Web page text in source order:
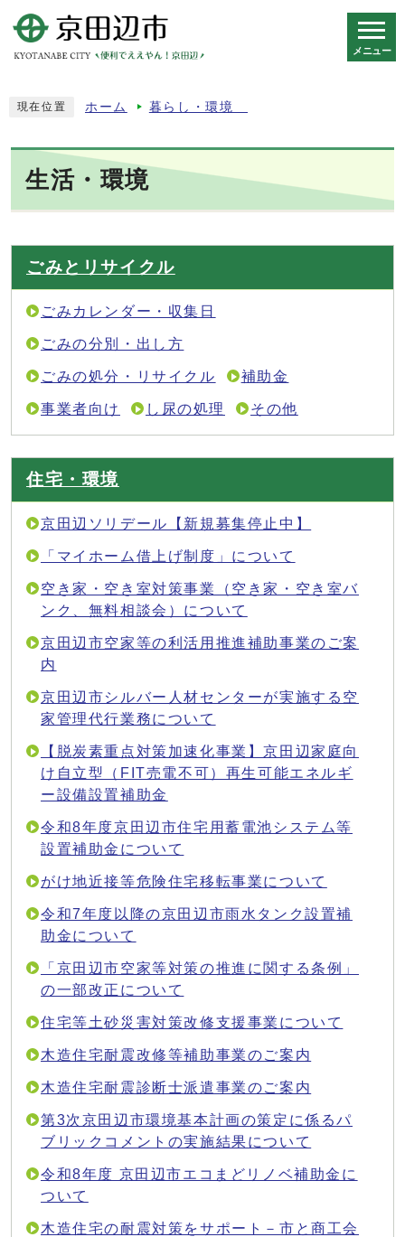
メニュー
現在位置 ホーム 暮らし・環境
生活・環境
ごみとリサイクル
ごみカレンダー・収集日
ごみの分別・出し方
ごみの処分・リサイクル 補助金
事業者向け し尿の処理 その他
住宅・環境
京田辺ソリデール【新規募集停止中】
「マイホーム借上げ制度」について
空き家・空き室対策事業（空き家・空き室バ
ンク、無料相談会）について
京田辺市空家等の利活用推進補助事業のご案
内
京田辺市シルバー人材センターが実施する空
家管理代行業務について
【脱炭素重点対策加速化事業】京田辺家庭向
け自立型（FIT売電不可）再生可能エネルギ
ー設備設置補助金
令和8年度京田辺市住宅用蓄電池システム等
設置補助金について
がけ地近接等危険住宅移転事業について
令和7年度以降の京田辺市雨水タンク設置補
助金について
「京田辺市空家等対策の推進に関する条例」
の一部改正について
住宅等土砂災害対策改修支援事業について
木造住宅耐震改修等補助事業のご案内
木造住宅耐震診断士派遣事業のご案内
第3次京田辺市環境基本計画の策定に係るパ
ブリックコメントの実施結果について
令和8年度 京田辺市エコまどリノベ補助金に
ついて
木造住宅の耐震対策をサポート－市と商工会